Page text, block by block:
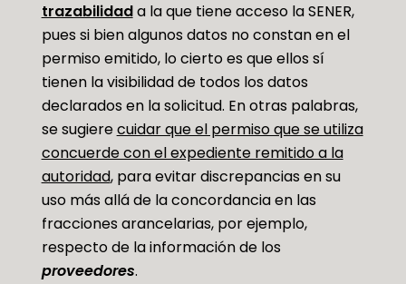
trazabilidada la que tiene acceso la SENER,
pues si bien algunos datos no constan en el
permiso emitido, lo cierto es que ellos sí
tienen la visibilidad de todos los datos
declarados en la solicitud. En otras palabras,
se sugierecuidar que el permiso que se utiliza
concuerde con el expediente remitido a la
autoridad, para evitar discrepancias en su
uso más allá de la concordancia en las
fracciones arancelarias, por ejemplo,
respecto de la información de los
proveedores.